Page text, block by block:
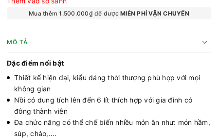
Mua thêm 1.500.000₫ để đượcMIỄN PHÍ VẬN CHUYỂN
MÔ TẢ
Đặc điểm nổi bật
Thiết kế hiện đại, kiểu dáng thời thượng phù hợp với mọi
không gian
Nồi có dung tích lên đến 6 lít thích hợp với gia đình có
đông thành viên
Đa chức năng có thể chế biến nhiều món ăn như: món hầm,
súp, cháo,….